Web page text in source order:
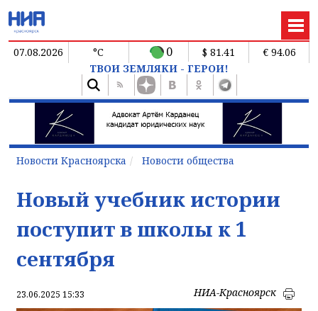
07.08.2026 °C 0 $ 81.41
€ 94.06
ТВОИ ЗЕМЛЯКИ - ГЕРОИ!
Новости Красноярска Новости общества
Новый учебник истории
поступит в школы к 1
сентября
23.06.2025 15:33 НИА-Красноярск